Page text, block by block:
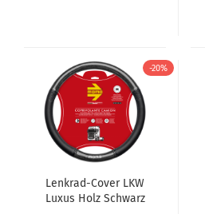
-20%
Lenkrad-Cover LKW
Luxus Holz Schwarz